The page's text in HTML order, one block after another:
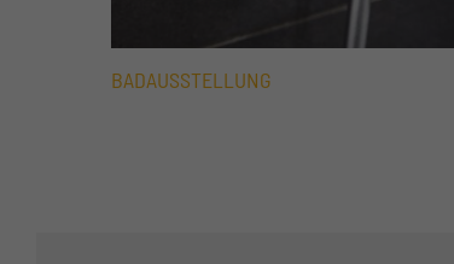
BADAUSSTELLUNG